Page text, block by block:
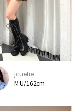
jouetie
MIU/162cm